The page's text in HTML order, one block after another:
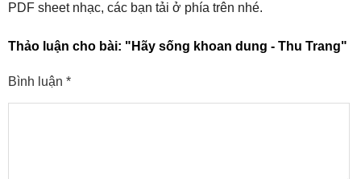
PDF sheet nhạc, các bạn tải ở phía trên nhé.
Thảo luận cho bài: "Hãy sống khoan dung - Thu Trang"
Bình luận *